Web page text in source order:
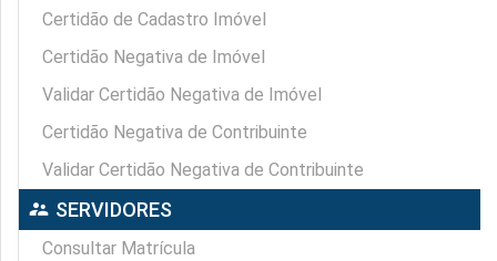
Certidão de Cadastro Imóvel
Certidão Negativa de Imóvel
Validar Certidão Negativa de Imóvel
Certidão Negativa de Contribuinte
Validar Certidão Negativa de Contribuinte
supervisor_account SERVIDORES
Consultar Matrícula